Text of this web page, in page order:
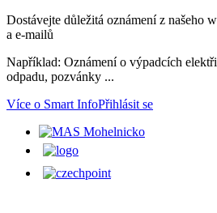
Dostávejte důležitá oznámení z našeho
a e-mailů
Například: Oznámení o výpadcích
odpadu, pozvánky ...
Více o Smart InfoPřihlásit se